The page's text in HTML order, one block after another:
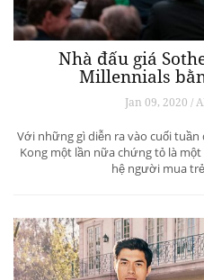
Nhà đấu giá
Millennials
Jan 09, 2020 /
Với những gì diễn ra vào cuối tuần
Kong một lần nữa chứng tỏ là
hệ người mua